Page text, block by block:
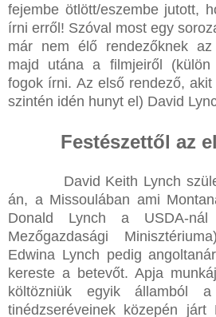
fejembe ötlött/eszembe jutott,
írni erről! Szóval most egy
már nem élő rendezőknek
majd utána a filmjeiről (külön
fogok írni. Az első rendező,
szintén idén hunyt el) David
Festészettől az
David Keith Lynch
án, a Missoulában ami
Donald Lynch a USDA-nál
Mezőgazdasági
Edwina Lynch pedig
kereste a betevőt. Apja
költözniük egyik államból
tinédzseréveinek közepén